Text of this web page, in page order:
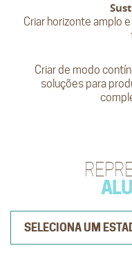
Criar horizonte amplo
Criar de modo
soluções para
SELECIONA UM